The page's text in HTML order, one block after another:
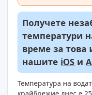
Получете
температури
време за това
нашите iOS и
Температура на